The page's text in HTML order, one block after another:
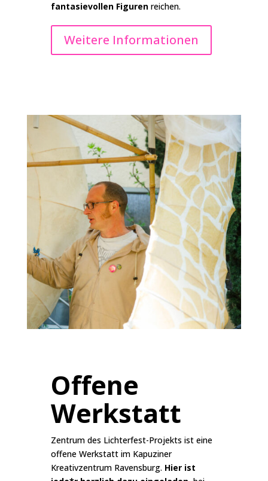
fantasievollen Figurenreichen.
Weitere Informationen
Offene
Werkstatt
Zentrum des Lichterfest-Projekts ist eine
offene Werkstatt im Kapuziner
Kreativzentrum Ravensburg. Hier ist